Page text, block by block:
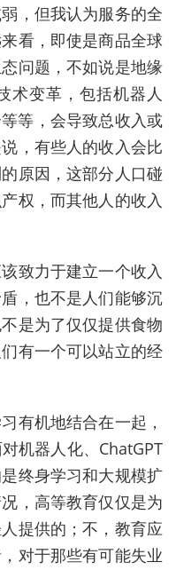
，但我认为服务的全
看，即使是商品全球
问题，不如说是地缘
术变革，包括机器人
等，会导致总收入或
，有些人的收入会比
原因，这部分人口碰
权，而其他人的收入
致力于建立一个收入
，也不是人们能够沉
是为了仅仅提供食物
有一个可以站立的经
有机地结合在一起，
机器人化、 ChatGPT
终身学习和大规模扩
，高等教育仅仅是为
提供的；不，教育应
对于那些有可能失业